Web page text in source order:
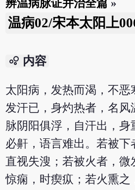
辨温病脉证并治全篇 »
温病02/宋本太阳上
bubble_chart 内容
太阳病，发热而渴，不恶
发汗已，身灼热者，名风
脉阴阳俱浮，自汗出，身
必鼾，语言难出。若被下
直视失溲；若被火者，微
惊痫，时瘈疭；若火熏之